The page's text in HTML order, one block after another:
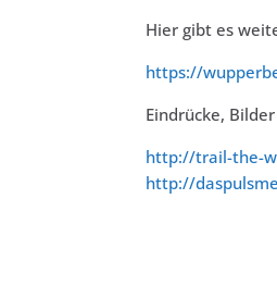
Hier gibt es
https://
Eindrücke,
http://trail-the-
http://